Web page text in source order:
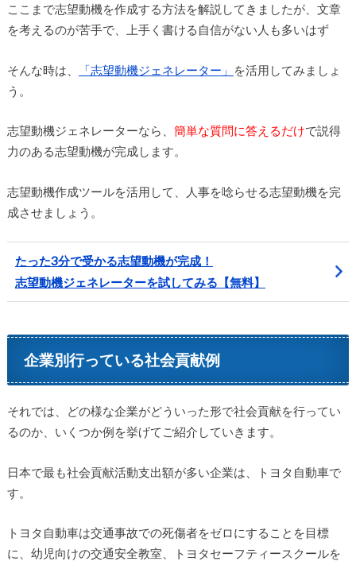
ここまで志望動機を作成する方法を解説してきましたが、文章
を考えるのが苦手で、上手く書ける自信がない人も多いはず
そんな時は、 「志望動機ジェネレーター」
を活用してみましょ
う。
志望動機ジェネレーターなら、 簡単な質問に答えるだけで説得
力のある志望動機が完成します。
志望動機作成ツールを活用して、人事を唸らせる志望動機を完
成させましょう。
たった3分で受かる志望動機が完成！
志望動機ジェネレーターを試してみる【無料】
企業別行っている社会貢献例
それでは、どの様な企業がどういった形で社会貢献を行ってい
るのか、いくつか例を挙げてご紹介していきます。
日本で最も社会貢献活動支出額が多い企業は、トヨタ自動車で
す。
トヨタ自動車は交通事故での死傷者をゼロにすることを目標
に、幼児向けの交通安全教室、トヨタセーフティースクールを